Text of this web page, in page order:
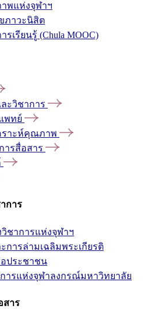
พแห่งจุฬาฯ
ภาวะนิสิต
เรียนรู้ (Chula MOOC)
ะวิชาการ
พทย์
ราะห์คุณภาพ
ารสื่อสาร
การ
ชาการแห่งจุฬาฯ
การล่ามเฉลิมพระเกียรติ
ประชาชน
ารแห่งจุฬาลงกรณ์มหาวิทยาลัย
สาร